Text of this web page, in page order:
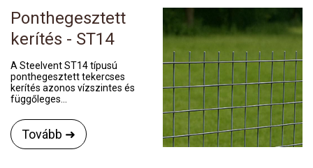
Ponthegesztett
kerítés - ST14
A Steelvent ST14 típusú
ponthegesztett tekercses
kerítés azonos vízszintes és
függőleges...
Tovább ➜